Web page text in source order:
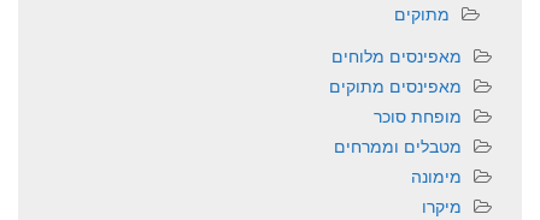
מתוקים
מאפינסים מלוחים
מאפינסים מתוקים
מופחת סוכר
מטבלים וממרחים
מימונה
מיקרו